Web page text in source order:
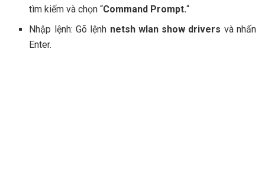
tìm kiếm và chọn “Command Prompt.“
Nhập lệnh: Gõ lệnh netsh wlan show drivers và nhấn
Enter.